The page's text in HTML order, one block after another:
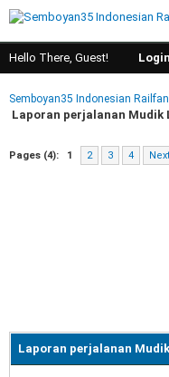
Hello There, Guest! Login
Semboyan35 Indonesian
Laporan perjalanan Mudik
Pages (4): 1 2 3 4
Laporan perjalanan